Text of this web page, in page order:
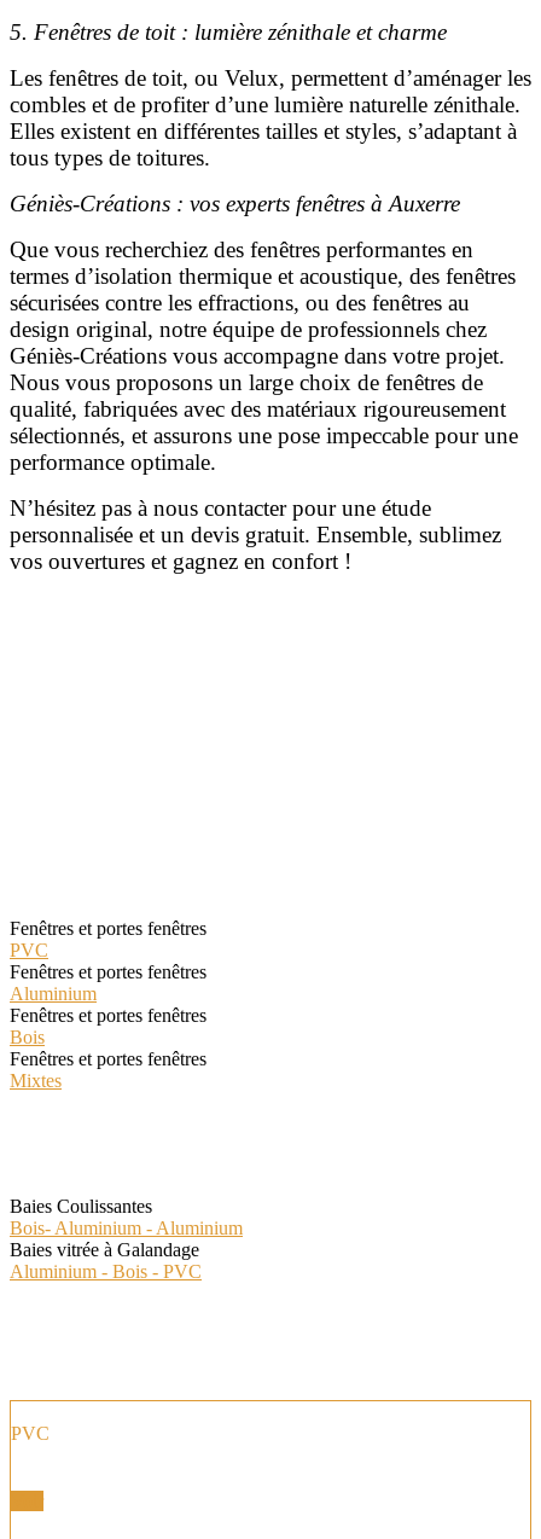
5. Fenêtres de toit : lumière zénithale et charme
Les fenêtres de toit, ou Velux, permettent d’aménager les
combles et de profiter d’une lumière naturelle zénithale.
Elles existent en différentes tailles et styles, s’adaptant à
tous types de toitures.
Géniès-Créations : vos experts fenêtres à Auxerre
Que vous recherchiez des fenêtres performantes en
termes d’isolation thermique et acoustique, des fenêtres
sécurisées contre les effractions, ou des fenêtres au
design original, notre équipe de professionnels chez
Géniès-Créations vous accompagne dans votre projet.
Nous vous proposons un large choix de fenêtres de
qualité, fabriquées avec des matériaux rigoureusement
sélectionnés, et assurons une pose impeccable pour une
performance optimale.
N’hésitez pas à nous contacter pour une étude
personnalisée et un devis gratuit. Ensemble, sublimez
vos ouvertures et gagnez en confort !
Fenêtres et portes fenêtres
PVC
Fenêtres et portes fenêtres
Aluminium
Fenêtres et portes fenêtres
Bois
Fenêtres et portes fenêtres
Mixtes
Baies Coulissantes
Bois- Aluminium - Aluminium
Baies vitrée à Galandage
Aluminium - Bois - PVC
PVC